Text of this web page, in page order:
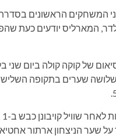
המארליס יודעים כעת
בקולוסיאום של קוקה קולה ביום שני
שלושה שערים בתקופה
שער הניצחון ארתור